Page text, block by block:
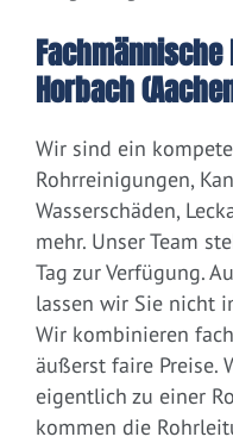
Horbach
Wir sind ein
Rohrreinigungen,
Wasserschäden,
mehr. Unser Team
Tag zur Verfügung.
lassen wir Sie nicht
Wir kombinieren
äußerst faire Preise.
eigentlich zu einer
kommen die